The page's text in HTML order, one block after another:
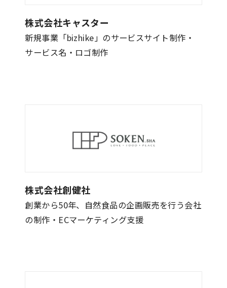
株式会社キャスター
新規事業「bizhike」のサービスサイト制作・
サービス名・ロゴ制作
株式会社創健社
創業から50年、自然食品の企画販売を行う会社
の制作・ECマーケティング支援